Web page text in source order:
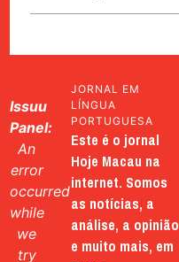
Issuu
Panel:
An
error
occurred
while
we
try
JORNAL EM
LÍNGUA
PORTUGUESA
Este é o jornal
Hoje Macau na
internet. Somos
as notícias, a
análise, a opinião
e muito mais, em